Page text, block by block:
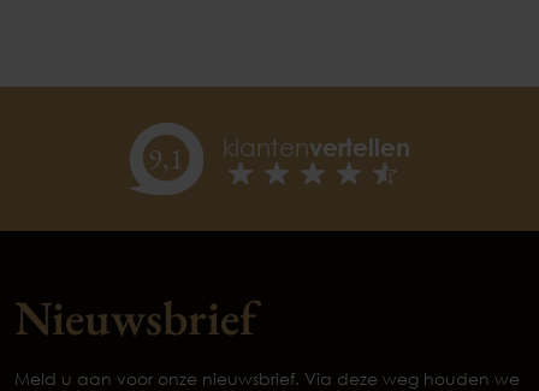
9,1 klantenvertellen
Nieuwsbrief
Meld u aan voor onze nieuwsbrief. Via deze weg houden we